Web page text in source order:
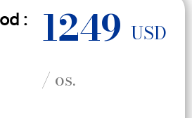
: 1249 USD
/ os.